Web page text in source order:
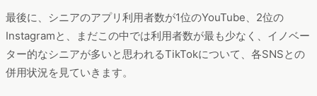
最後に、シニアのアプリ利用者数が1位のYouTube、2位の
Instagramと、まだこの中では利用者数が最も少なく、イノベー
ター的なシニアが多いと思われるTikTokについて、各SNSとの
併用状況を見ていきます。